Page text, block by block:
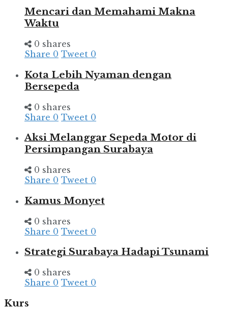
Mencari dan Memahami Makna
Waktu
0 shares
Share 0 Tweet 0
Kota Lebih Nyaman dengan
Bersepeda
0 shares
Share 0 Tweet 0
Aksi Melanggar Sepeda Motor di
Persimpangan Surabaya
0 shares
Share 0 Tweet 0
Kamus Monyet
0 shares
Share 0 Tweet 0
Strategi Surabaya Hadapi Tsunami
0 shares
Share 0 Tweet 0
Kurs